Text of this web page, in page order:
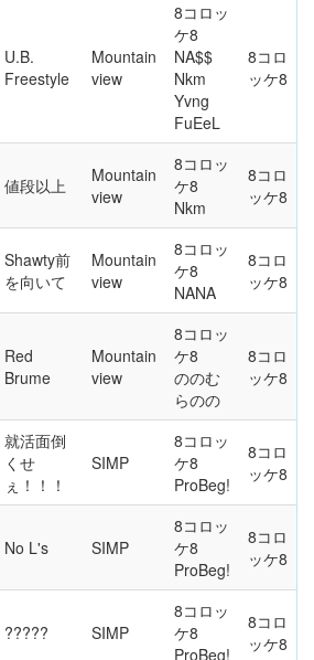
U.B.
Freestyle
Mountain
view
8コロッ
ケ8
NA$$
Nkm
Yvng
FuEeL
8コロ
ッケ8
値段以上
Mountain
view
8コロッ
ケ8
Nkm
8コロ
ッケ8
Shawty前
を向いて
Mountain
view
8コロッ
ケ8
NANA
8コロ
ッケ8
Red
Brume
Mountain
view
8コロッ
ケ8
ののむ
らのの
8コロ
ッケ8
就活面倒
くせ
ぇ！！！
SIMP
8コロッ
ケ8
ProBeg!
8コロ
ッケ8
No L's SIMP
8コロッ
ケ8
ProBeg!
8コロ
ッケ8
????? SIMP
8コロッ
ケ8
ProBeg!
8コロ
ッケ8